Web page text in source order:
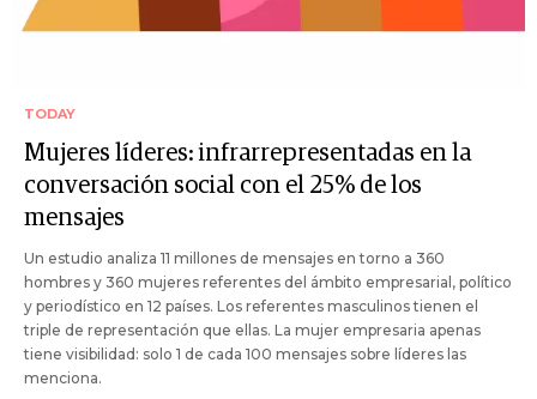
TODAY
Mujeres líderes: infrarrepresentadas en la
conversación social con el 25% de los
mensajes
Un estudio analiza 11 millones de mensajes en torno a 360
hombres y 360 mujeres referentes del ámbito empresarial, político
y periodístico en 12 países. Los referentes masculinos tienen el
triple de representación que ellas. La mujer empresaria apenas
tiene visibilidad: solo 1 de cada 100 mensajes sobre líderes las
menciona.